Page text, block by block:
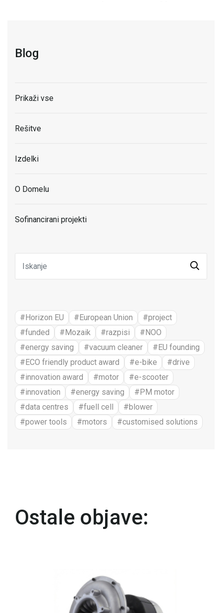
Blog
Prikaži vse
Rešitve
Izdelki
O Domelu
Sofinancirani projekti
#Horizon EU #European Union
#project
#funded
#Mozaik #razpisi
#NOO
#energy saving
#vacuum cleaner
#EU founding
#ECO friendly product award
#e-bike
#drive
#innovation award
#motor
#e-scooter
#innovation
#energy saving
#PM motor
#data centres
#fuell cell
#blower
#power tools
#motors #customised solutions
Ostale objave: